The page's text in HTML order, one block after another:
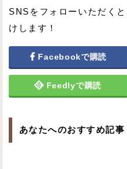
SNSをフォローいただく
けします！
Facebookで購読
Feedlyで購読
あなたへのおすすめ記事